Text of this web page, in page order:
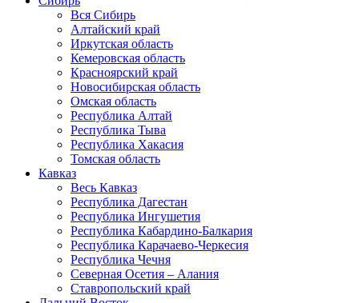
Вся Сибирь
Алтайский край
Иркутская область
Кемеровская область
Красноярский край
Новосибирская область
Омская область
Республика Алтай
Республика Тыва
Республика Хакасия
Томская область
Кавказ
Весь Кавказ
Республика Дагестан
Республика Ингушетия
Республика Кабардино-Балкария
Республика Карачаево-Черкесия
Республика Чечня
Северная Осетия – Алания
Ставропольский край